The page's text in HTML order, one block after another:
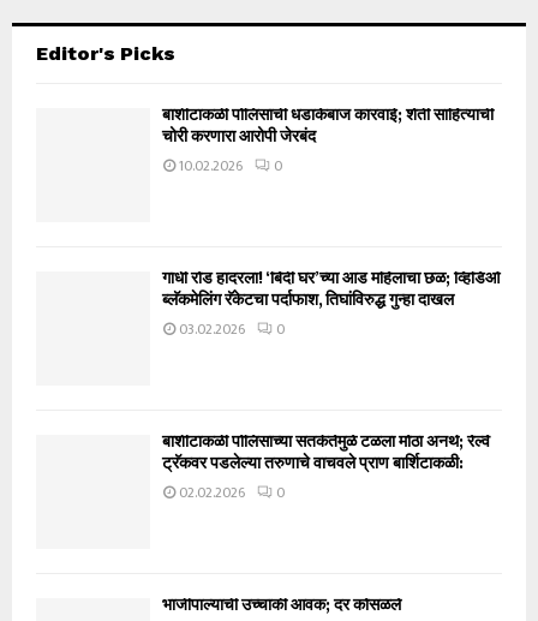
Editor's Picks
बार्शीटाकळी पोलिसांची धडाकेबाज कारवाई; शेती साहित्याची
चोरी करणारा आरोपी जेरबंद
10.02.2026 0
गांधी रोड हादरला! ‘बिंदी घर’च्या आड महिलांचा छळ; व्हिडिओ
ब्लॅकमेलिंग रॅकेटचा पर्दाफाश, तिघांविरुद्ध गुन्हा दाखल
03.02.2026 0
बार्शीटाकळी पोलिसांच्या सतर्कतेमुळे टळला मोठा अनर्थ; रेल्वे
ट्रॅकवर पडलेल्या तरुणाचे वाचवले प्राण बार्शिटाकळी:
02.02.2026 0
भाजीपाल्याची उच्चांकी आवक; दर कोसळले